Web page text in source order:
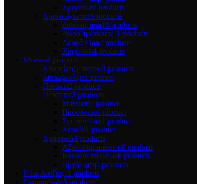
Χρηστικά7 products
Χριστούγεννα19 products
Διακόσμηση16 products
Δώρα προτάσεις11 products
Λευκά Είδη2 products
Χρηστικά4 products
Μπάνιο8 products
Κουρτίνες μπάνιου3 products
Μπουρνούζια1 product
Πατάκια2 products
Πετσέτες2 products
Μπάνιου1 product
Προσώπου1 product
Σετ πετσέτες1 product
Χεριών1 product
Χρηστικά0 products
Αξεσουάρ μπάνιου0 products
Καλάθια απλύτων0 products
Οργάνωση0 products
Νέες Αφίξεις11 products
Οικιακά είδη5 products